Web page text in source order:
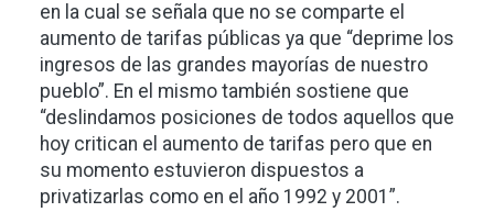
en la cual se señala que no se comparte el
aumento de tarifas públicas ya que “deprime los
ingresos de las grandes mayorías de nuestro
pueblo”. En el mismo también sostiene que
“deslindamos posiciones de todos aquellos que
hoy critican el aumento de tarifas pero que en
su momento estuvieron dispuestos a
privatizarlas como en el año 1992 y 2001”.